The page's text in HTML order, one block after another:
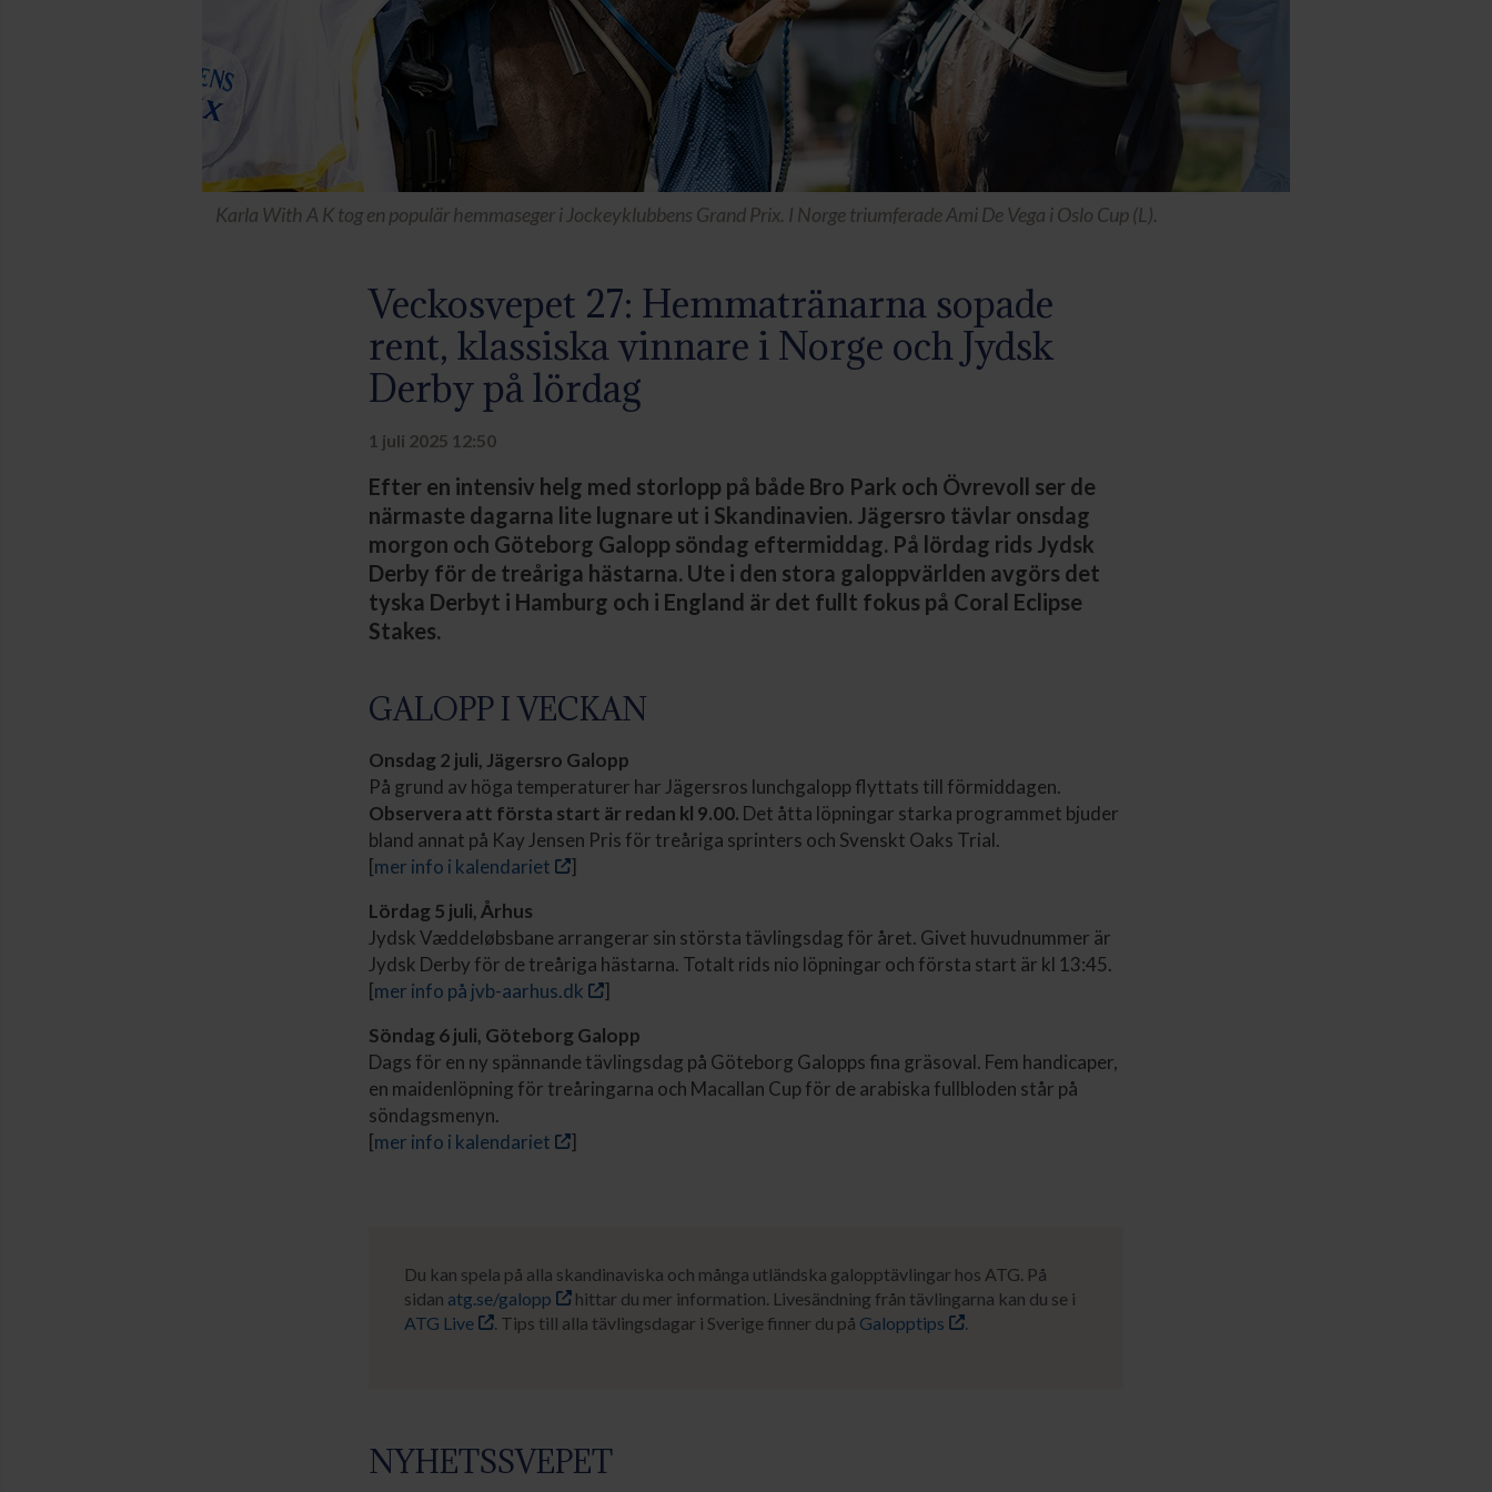
Karla With A K tog en populär hemmaseger i Jockeyklubbens Grand Prix. I Norge triumferade Ami De Vega i Oslo Cup (L).
Veckosvepet 27: Hemmatränarna sopade
rent, klassiska vinnare i Norge och Jydsk
Derby på lördag
1 juli 2025 12:50
Efter en intensiv helg med storlopp på både Bro Park och Övrevoll ser de
närmaste dagarna lite lugnare ut i Skandinavien. Jägersro tävlar onsdag
morgon och Göteborg Galopp söndag eftermiddag. På lördag rids Jydsk
Derby för de treåriga hästarna. Ute i den stora galoppvärlden avgörs det
tyska Derbyt i Hamburg och i England är det fullt fokus på Coral Eclipse
Stakes.
GALOPP I VECKAN
Onsdag 2 juli, Jägersro Galopp
På grund av höga temperaturer har Jägersros lunchgalopp flyttats till förmiddagen.
Observera att första start är redan kl 9.00. Det åtta löpningar starka programmet bjuder
bland annat på Kay Jensen Pris för treåriga sprinters och Svenskt Oaks Trial.
[mer info i kalendariet
]
Lördag 5 juli, Århus
Jydsk Væddeløbsbane arrangerar sin största tävlingsdag för året. Givet huvudnummer är
Jydsk Derby för de treåriga hästarna. Totalt rids nio löpningar och första start är kl 13:45.
[mer info på jvb-aarhus.dk
]
Söndag 6 juli, Göteborg Galopp
Dags för en ny spännande tävlingsdag på Göteborg Galopps fina gräsoval. Fem handicaper,
en maidenlöpning för treåringarna och Macallan Cup för de arabiska fullbloden står på
söndagsmenyn.
[mer info i kalendariet ]
Du kan spela på alla skandinaviska och många utländska galopptävlingar hos ATG. På
sidan atg.se/galopp
hittar du mer information. Livesändning från tävlingarna kan du se i
ATG Live
. Tips till alla tävlingsdagar i Sverige finner du på Galopptips .
NYHETSSVEPET